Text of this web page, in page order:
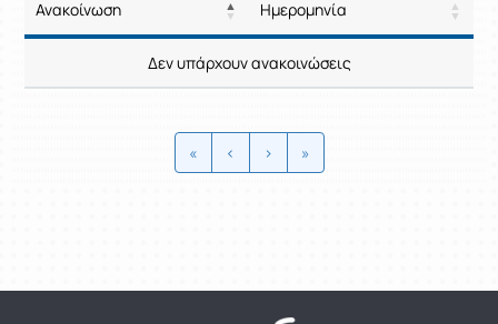
Ανακοίνωση
Ημερομηνία
Ρυθμίσεις επιλογής /
Ρυθμίσεις επιλογής /
Δεν υπάρχουν ανακοινώσεις
« ‹ › »